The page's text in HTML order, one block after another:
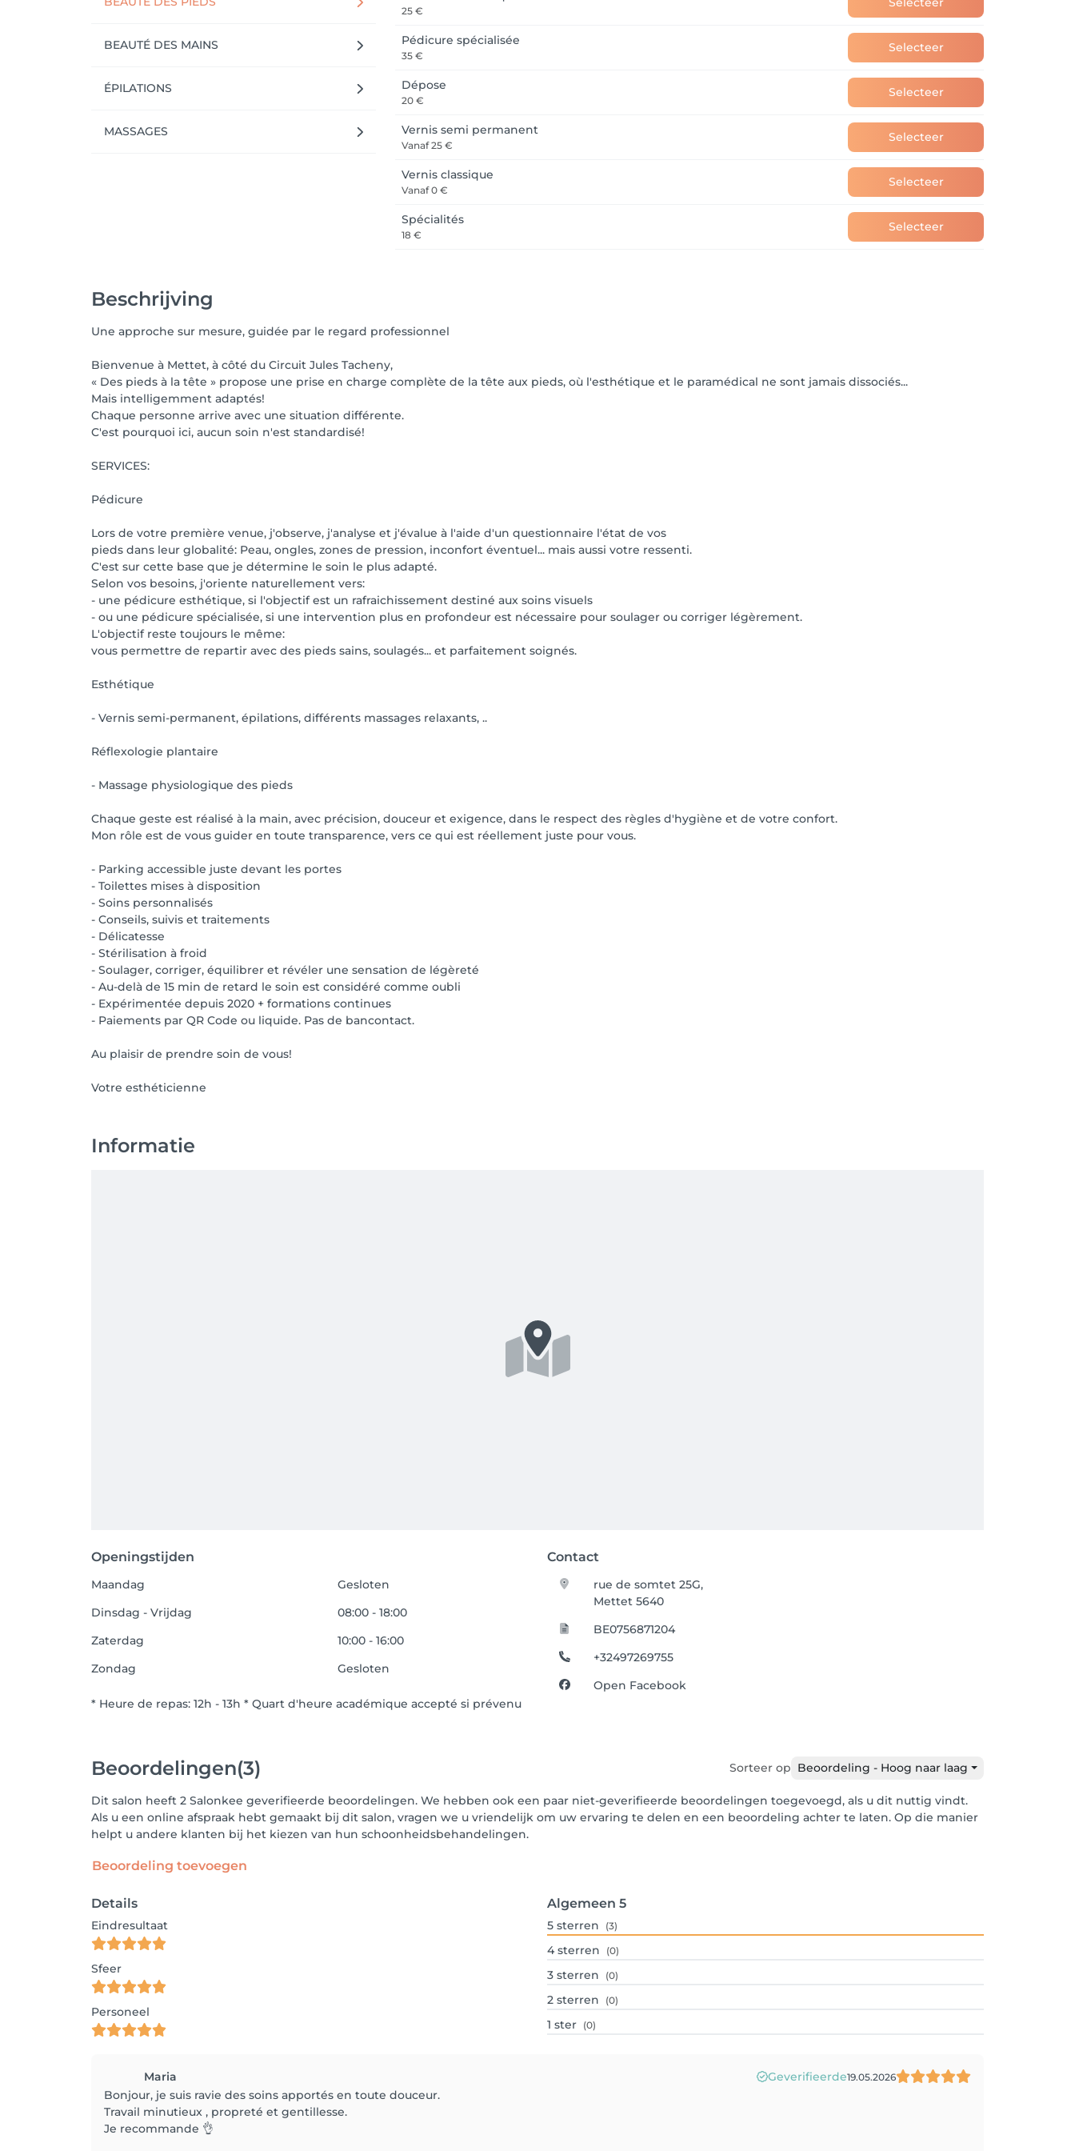
BEAUTÉ DES MAINS
ÉPILATIONS
MASSAGES
25 €
Pédicure spécialisée
35 €
Selecteer
Dépose
20 €
Selecteer
Vernis semi permanent
Vanaf25 €
Selecteer
Vernis classique
Vanaf0 €
Selecteer
Spécialités
18 €
Selecteer
Beschrijving
Une approche sur mesure, guidée par le regard professionnel
Bienvenue à Mettet, à côté du Circuit Jules Tacheny,
« Des pieds à la tête » propose une prise en charge complète de la tête aux pieds, où l'esthétique et le paramédical ne sont jamais dissociés...
Mais intelligemment adaptés!
Chaque personne arrive avec une situation différente.
C'est pourquoi ici, aucun soin n'est standardisé!
SERVICES:
Pédicure
Lors de votre première venue, j'observe, j'analyse et j'évalue à l'aide d'un questionnaire l'état de vos
pieds dans leur globalité: Peau, ongles, zones de pression, inconfort éventuel... mais aussi votre ressenti.
C'est sur cette base que je détermine le soin le plus adapté.
Selon vos besoins, j'oriente naturellement vers:
- une pédicure esthétique, si l'objectif est un rafraichissement destiné aux soins visuels
- ou une pédicure spécialisée, si une intervention plus en profondeur est nécessaire pour soulager ou corriger légèrement.
L'objectif reste toujours le même:
vous permettre de repartir avec des pieds sains, soulagés... et parfaitement soignés.
Esthétique
- Vernis semi-permanent, épilations, différents massages relaxants, ..
Réflexologie plantaire
- Massage physiologique des pieds
Chaque geste est réalisé à la main, avec précision, douceur et exigence, dans le respect des règles d'hygiène et de votre confort.
Mon rôle est de vous guider en toute transparence, vers ce qui est réellement juste pour vous.
- Parking accessible juste devant les portes
- Toilettes mises à disposition
- Soins personnalisés
- Conseils, suivis et traitements
- Délicatesse
- Stérilisation à froid
- Soulager, corriger, équilibrer et révéler une sensation de légèreté
- Au-delà de 15 min de retard le soin est considéré comme oubli
- Expérimentée depuis 2020 + formations continues
- Paiements par QR Code ou liquide. Pas de bancontact.
Au plaisir de prendre soin de vous!
Votre esthéticienne
Informatie
Openingstijden Contact
Maandag
Gesloten
Dinsdag - Vrijdag
08:00 - 18:00
Zaterdag
10:00 - 16:00
Zondag
Gesloten
* Heure de repas: 12h - 13h * Quart d'heure académique accepté si prévenu
rue de somtet 25G,
Mettet 5640
BE0756871204
+32497269755
Open Facebook
Beoordelingen(3) Sorteer op Beoordeling - Hoog naar laag
Dit salon heeft 2 Salonkee geverifieerde beoordelingen. We hebben ook een paar niet-geverifieerde beoordelingen toegevoegd, als u dit nuttig vindt.
Als u een online afspraak hebt gemaakt bij dit salon, vragen we u vriendelijk om uw ervaring te delen en een beoordeling achter te laten. Op die manier
helpt u andere klanten bij het kiezen van hun schoonheidsbehandelingen.
Beoordeling toevoegen
Details
Eindresultaat
Sfeer
Personeel
Algemeen 5
5 sterren (3)
4 sterren (0)
3 sterren (0)
2 sterren (0)
1 ster (0)
Maria Geverifieerde19.05.2026
Bonjour, je suis ravie des soins apportés en toute douceur.
Travail minutieux , propreté et gentillesse.
Je recommande 👌